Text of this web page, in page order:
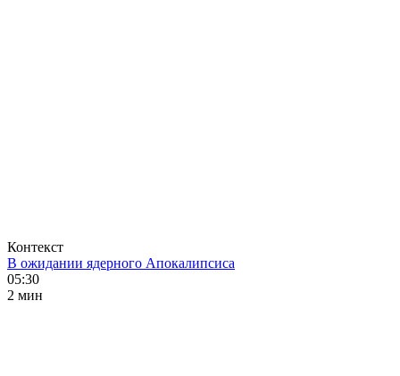
Контекст
В ожидании ядерного Апокалипсиса
05:30
2 мин